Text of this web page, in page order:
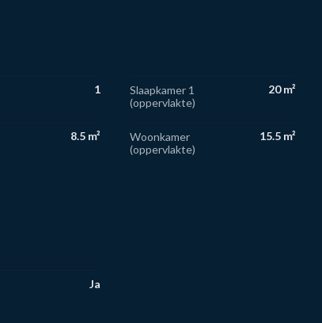
1
Slaapkamer 1
(oppervlakte)
20 m²
8.5 m²
Woonkamer
(oppervlakte)
15.5 m²
Ja